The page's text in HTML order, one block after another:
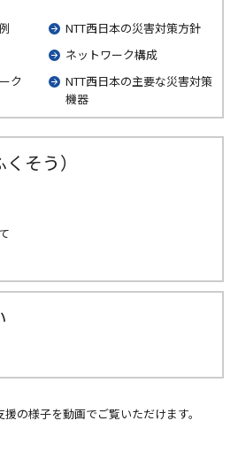
NTT西日本の災害対策方針
ネットワーク構成
ク
NTT西日本の主要な災害対策
機器
そう）
の様子を動画でご覧いただけます。